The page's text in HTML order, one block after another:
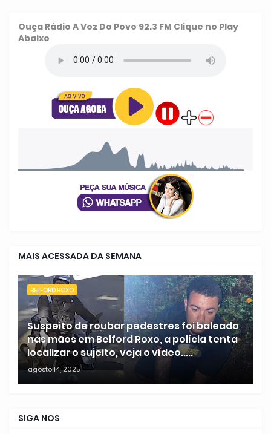
Ouça Rádio A Voz Do Povo 92.3 FM Clique no Play
Abaixo
MAIS ACESSADA DA SEMANA
BELFORD ROXO
Suspeito de roubar pedestres foi baleado
nas mãos em Belford Roxo, a polícia tenta
localizar o sujeito, veja o vídeo.....
agosto 14, 2025
SIGA NOS